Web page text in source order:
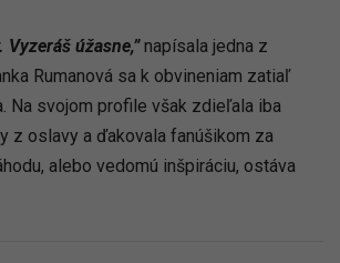
úžasne,”napísala jedna z
Rumanová sa k obvineniam zatiaľ
Na svojom profile však zdieľala iba
z oslavy a ďakovala fanúšikom za
alebo vedomú inšpiráciu, ostáva